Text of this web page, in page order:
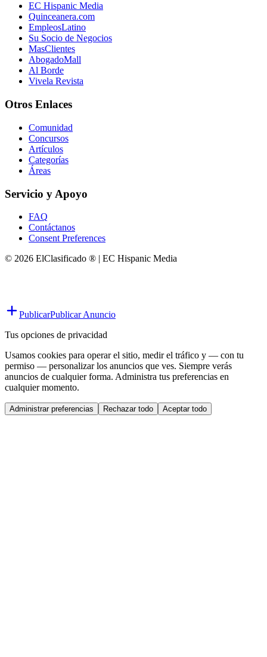
EC Hispanic Media
Quinceanera.com
EmpleosLatino
Su Socio de Negocios
MasClientes
AbogadoMall
Al Borde
Vivela Revista
Otros Enlaces
Comunidad
Concursos
Artículos
Categorías
Áreas
Servicio y Apoyo
FAQ
Contáctanos
Consent Preferences
© 2026 ElClasificado ® | EC Hispanic Media
PublicarPublicar Anuncio
Tus opciones de privacidad
Usamos cookies para operar el sitio, medir el tráfico y — con tu
permiso — personalizar los anuncios que ves. Siempre verás
anuncios de cualquier forma. Administra tus preferencias en
cualquier momento.
Administrar preferencias Rechazar todo Aceptar todo